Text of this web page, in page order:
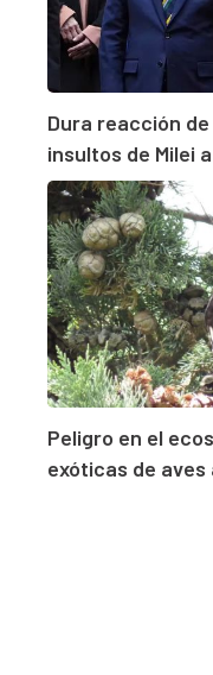
Dura reacción
insultos de Milei
Peligro en el
exóticas de